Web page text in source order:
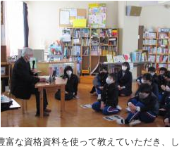
な資格資料を使って教えていただき、し